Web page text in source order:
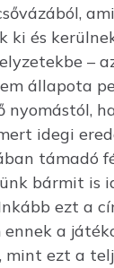
ki és
–
állapota
nyomástól,
idegi
támadó
bármit is
ezt a
a
mint ezt a